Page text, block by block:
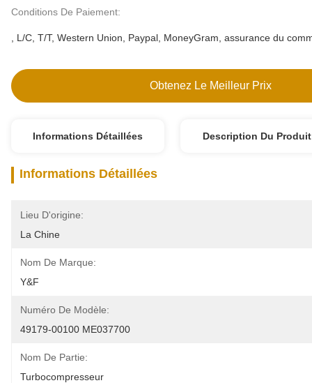
Conditions De Paiement:
, L/C, T/T, Western Union, Paypal, MoneyGram, assurance du
Obtenez Le Meilleur Prix
Informations Détaillées Description Du Produit
Informations Détaillées
Lieu D'origine:
La Chine
Nom De Marque:
Y&F
Numéro De Modèle:
49179-00100 ME037700
Nom De Partie:
Turbocompresseur